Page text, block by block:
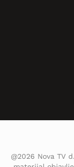
@2026 Nova TV